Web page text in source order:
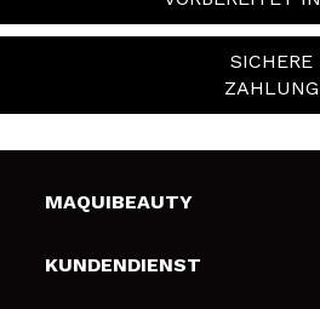
SICHERE
ZAHLUNG
MAQUIBEAUTY
Über uns
KUNDENDIENST